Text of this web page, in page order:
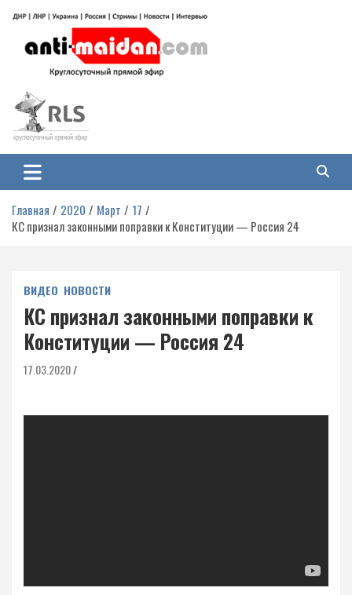
содержимому
Антимайдан: Гражданская война
на Украине
гражданской войне на Украине, включая события в Новороссии, ДНР,
ЛНР и других регионах.
Главная 2020 Март
17
КС признал законными поправки к Конституции — Россия 24
ВИДЕО НОВОСТИ
КС признал законными поправки к
Конституции — Россия 24
17.03.2020